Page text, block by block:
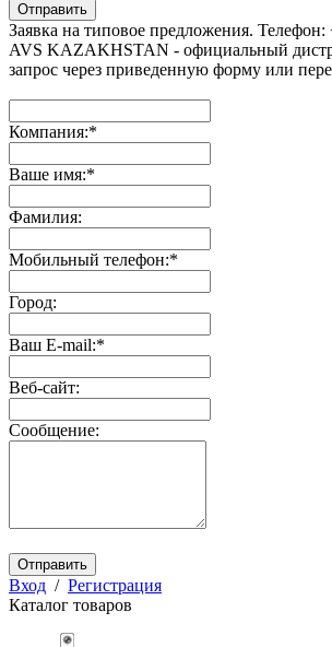
Отправить
Заявка на типовое предложения. Телефон:
AVS KAZAKHSTAN - официальный
запрос через приведенную форму или
Компания:*
Ваше имя:*
Фамилия:
Мобильный телефон:*
Город:
Ваш E-mail:*
Веб-сайт:
Сообщение:
Отправить
Вход / Регистрация
Каталог товаров